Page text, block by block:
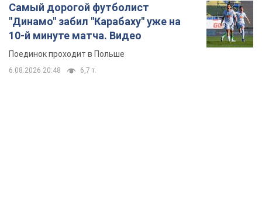
Самый дорогой футболист
"Динамо" забил "Карабаху" уже на
10-й минуте матча. Видео
Поединок проходит в Польше
6.08.2026 20:48 6,7 т.